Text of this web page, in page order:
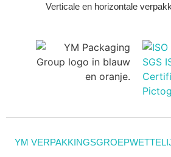
Verticale en horizontale
YM VERPAKKINGSGROEP